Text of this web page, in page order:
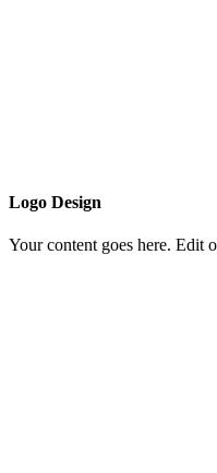
Logo Design
Your content goes here. Edit